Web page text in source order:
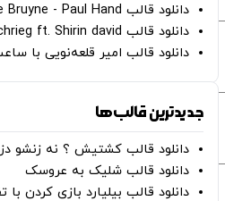
دانلود قالب Oh Kevin De Bruyne - Paul Hand
دانلود قالب Gut Genug - kitschrieg ft. Shirin david
دانلود قالب امیر قلعه‌نویی با
جدیدترین قالب‌ها
دانلود قالب کشتیش ؟ نه زنشو
دانلود قالب شلیک به عروسک
دانلود قالب بیلیارد بازی کردن با